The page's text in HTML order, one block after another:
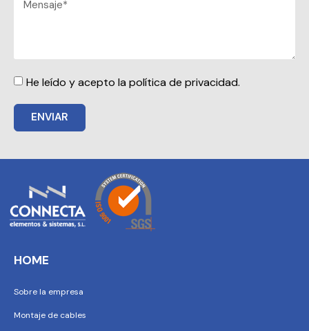
He leído y acepto la política de privacidad.
ENVIAR
HOME
Sobre la empresa
Montaje de cables